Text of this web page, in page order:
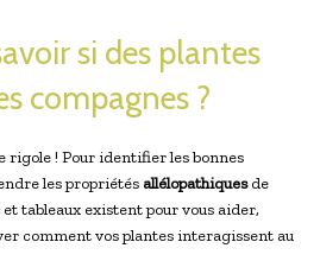
si des plantes
compagnes ?
rigole ! Pour identifier les bonnes
les propriétés allélopathiquesde
et tableaux existent pour vous aider,
comment vos plantes interagissent au